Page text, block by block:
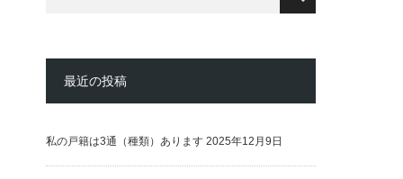
最近の投稿
私の戸籍は3通（種類）あります 2025年12月9日